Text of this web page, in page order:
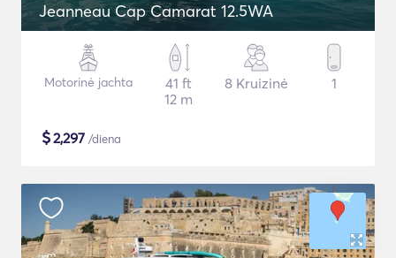
Jeanneau Cap Camarat 12.5WA
Motorinė jachta
41 ft
12 m
8 Kruizinė 1
$2,297 /diena